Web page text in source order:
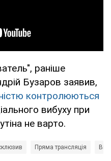
раніше
Бузаров заявив,
контролюються
вибуху при
не варто.
Пряма трансляція